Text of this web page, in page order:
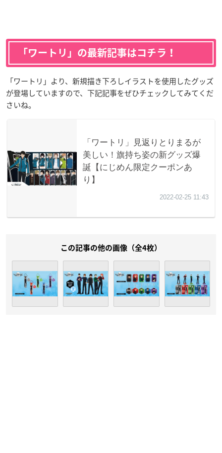
「ワートリ」の最新記事はコチラ！
「ワートリ」より、新規描き下ろしイラストを使用したグッズ
が登場していますので、下記記事をぜひチェックしてみてくだ
さいね。
この記事の他の画像（全4枚）